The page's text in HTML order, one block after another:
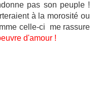
pas son peuple !
à la morosité ou
celle-ci me rassure
d'amour !